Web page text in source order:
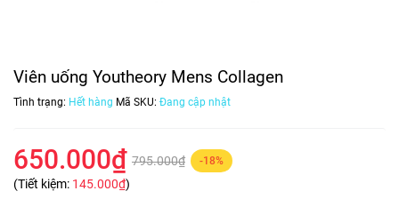
Viên uống Youtheory Mens Collagen
Tình trạng: Hết hàng Mã SKU: Đang cập nhật
650.000₫ 795.000₫ -18%
(Tiết kiệm: 145.000₫)